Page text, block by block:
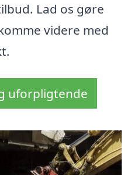
Lad os gøre
videre med
uforpligtende